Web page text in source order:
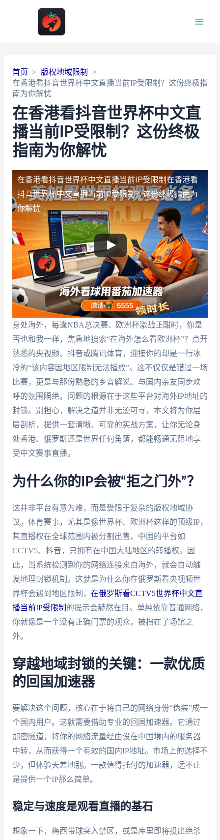
首页
版权地域限制
在香港看抖音世界杯中文直播当前IP受限制？这份终极指
南为你解忧
在香港看抖音世界杯中文直
播当前IP受限制？这份终极
指南为你解忧
在香港看抖音世界杯中文直播当前IP受限制 在香港看
抖音世界杯中文直播当前IP受限制？这份终极指南为
你解忧
身处海外，每逢NBA总决赛、欧洲杯激战正酣时，你是
否也和我一样，焦急地搜索“在海外怎么看欧洲杯”？点开
熟悉的央视频、抖音或腾讯体育，迎接你的却是一行冰
冷的“该内容因地区限制无法播放”。这不仅仅是错过一场
比赛，更是与那份熟悉的乡音解说、与国内亲友同步欢
呼的氛围隔绝。问题的根源在于这些平台对海外IP地址的
封锁。别担心，解决之道并非无迹可寻，本文将为你层
层剖析，提供一套清晰、可靠的实战方案，让你无论身
处香港、俄罗斯还是世界任何角落，都能畅通无阻地享
受中文赛事直播。
为什么你的IP会被“拒之门外”？
这并非平台有意为难，而是受限于复杂的版权地域协
议。体育赛事，尤其是像世界杯、欧洲杯这样的顶级IP，
其直播权在全球范围内被分割出售。中国的平台如
CCTV5、抖音，只拥有在中国大陆地区的转播权。因
此，当系统检测到你的网络连接来自海外，就会自动触
发地理封锁机制。这就是为什么你在俄罗斯看央视频世
界杯会遇到地区限制， 在俄罗斯看CCTV5世界杯中文直
播当前IP受限制 的提示会赫然在目。单纯依靠普通网络，
你就像是一个没有正确门票的观众，被挡在了场馆之
外。
穿越地域封锁的关键：一款优质
的回国加速器
要解决这个问题，核心在于将自己的网络身份“伪装”成一
个国内用户。这就需要借助专业的回国加速器。它通过
加密隧道，将你的网络流量经由设在中国境内的服务器
中转，从而获得一个有效的国内IP地址。市场上的选择不
少，但体验天差地别。一款值得托付的加速器，远不止
是提供一个IP那么简单。
稳定与速度是观看直播的基石
想象一下，梅西带球突入禁区，或是库里即将投出绝杀